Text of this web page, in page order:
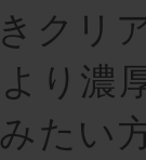
クリ
り濃
たい